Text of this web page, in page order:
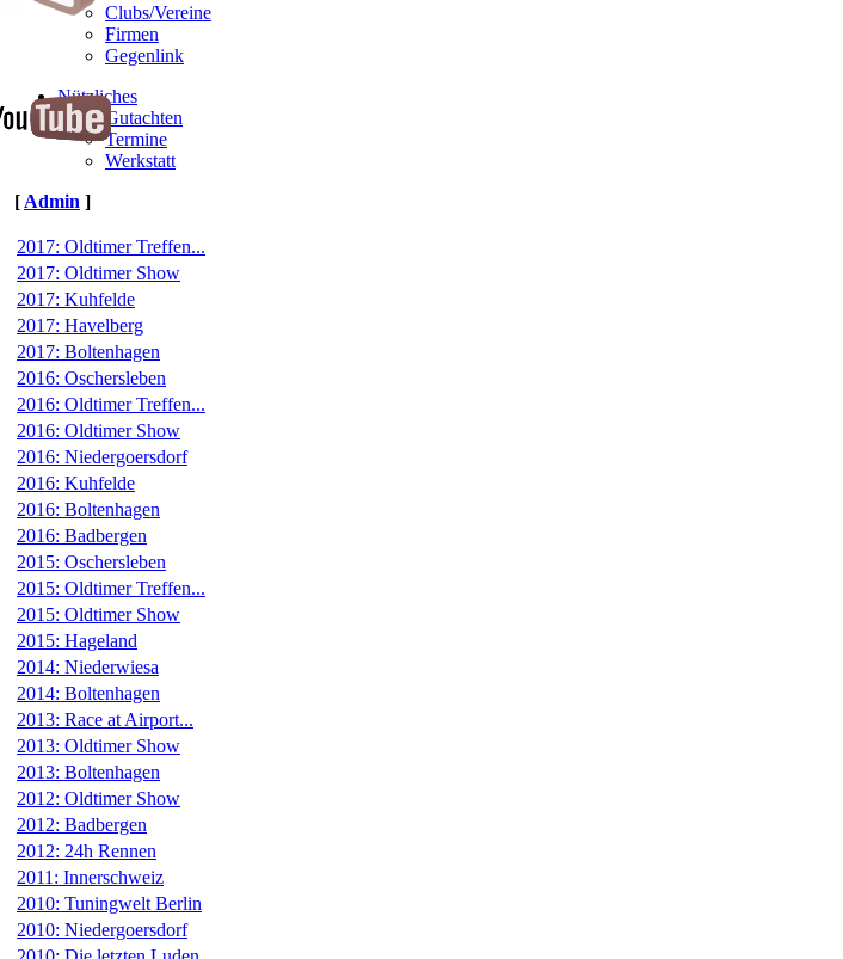
Clubs/Vereine
Firmen
Gegenlink
Nützliches
Gutachten
Termine
Werkstatt
[ Admin ]
2017: Oldtimer Treffen...
2017: Oldtimer Show
2017: Kuhfelde
2017: Havelberg
2017: Boltenhagen
2016: Oschersleben
2016: Oldtimer Treffen...
2016: Oldtimer Show
2016: Niedergoersdorf
2016: Kuhfelde
2016: Boltenhagen
2016: Badbergen
2015: Oschersleben
2015: Oldtimer Treffen...
2015: Oldtimer Show
2015: Hageland
2014: Niederwiesa
2014: Boltenhagen
2013: Race at Airport...
2013: Oldtimer Show
2013: Boltenhagen
2012: Oldtimer Show
2012: Badbergen
2012: 24h Rennen
2011: Innerschweiz
2010: Tuningwelt Berlin
2010: Niedergoersdorf